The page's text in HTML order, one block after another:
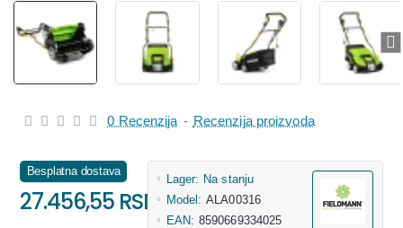
0 Recenzija - Recenzija proizvoda
Besplatna dostava
27.456,55 RSD
Lager: Na stanju
Model: ALA00316
EAN: 8590669334025